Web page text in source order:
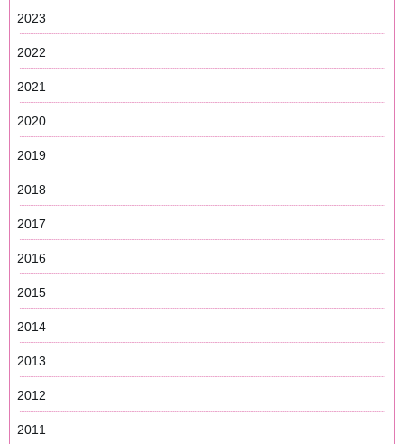
2023
2022
2021
2020
2019
2018
2017
2016
2015
2014
2013
2012
2011